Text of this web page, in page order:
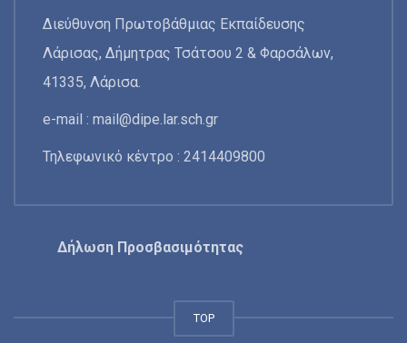
Διεύθυνση Πρωτοβάθμιας Εκπαίδευσης
Λάρισας, Δήμητρας Τσάτσου 2 & Φαρσάλων,
41335, Λάρισα.
e-mail : mail@dipe.lar.sch.gr
Τηλεφωνικό κέντρο : 2414409800
Δήλωση Προσβασιμότητας
TOP